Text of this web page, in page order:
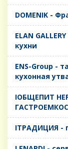
DOMENIK -
ELAN
кухни
ENS-Group -
кухонная
IОБЩЕПИТ
IТРАДИЦИЯ -